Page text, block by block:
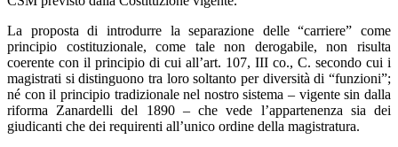
La proposta di introdurre la separazione delle “carriere” come
principio costituzionale, come tale non derogabile, non risulta
coerente con il principio di cui all’art. 107, III co., C. secondo cui i
magistrati si distinguono tra loro soltanto per diversità di “funzioni”;
né con il principio tradizionale nel nostro sistema – vigente sin dalla
riforma Zanardelli del 1890 – che vede l’appartenenza sia dei
giudicanti che dei requirenti all’unico ordine della magistratura.